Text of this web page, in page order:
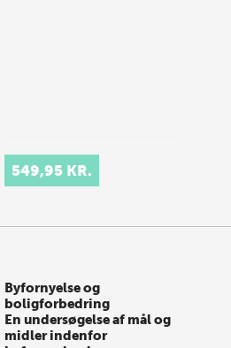
549,95 KR.
Byfornyelse og
boligforbedring
En undersøgelse af mål og
midler indenfor